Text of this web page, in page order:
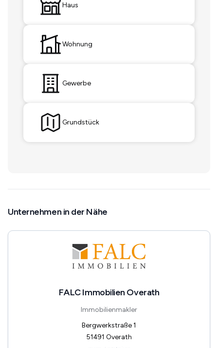
Haus
Wohnung
Gewerbe
Grundstück
Unternehmen in der Nähe
FALC Immobilien Overath
Immobilienmakler
Bergwerkstraße 1
51491 Overath